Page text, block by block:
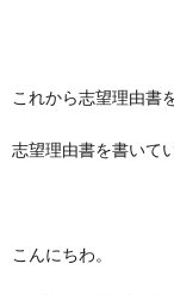
これから志望理由書
志望理由書を書いて
こんにちわ。